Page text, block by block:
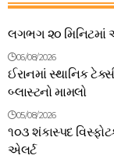
લગભગ ૨૦ મિનિટમાં
06/08/2026
ઈરાનમાં સ્થાનિક
બ્લાસ્ટનો મામલો
05/08/2026
૧૦૩ શંકાસ્પદ
એલર્ટ